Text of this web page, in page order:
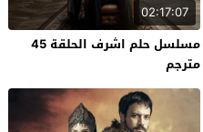
02:17:07
مسلسل حلم اشرف الحلقة 45
مترجم